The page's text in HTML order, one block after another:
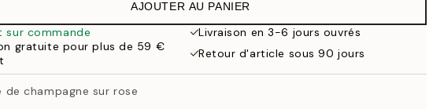
AJOUTER AU PANIER
sur commande
Livraison en 3-6 jours ouvrés
gratuite pour plus de 59 €
Retour d'article sous 90 jours
de champagne sur rose